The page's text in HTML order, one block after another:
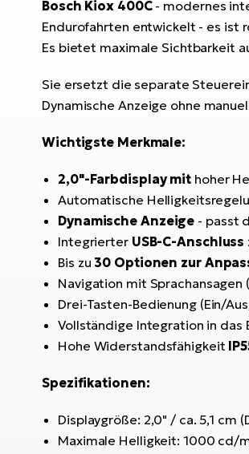
Bosch Kiox 400C- modernes
Endurofahrten entwickelt - es ist
Es bietet maximale Sichtbarkeit
Sie ersetzt die separate
Dynamische Anzeige ohne
Wichtigste Merkmale:
2,0"-Farbdisplay mit hoher
Automatische
Dynamische Anzeige - passt
Integrierter USB-C-Anschluss
Bis zu 30 Optionen zur
Navigation mit
Drei-Tasten-Bedienung (Ein/
Vollständige Integration in das
Hohe Widerstandsfähigkeit
Spezifikationen:
Displaygröße: 2,0" / ca. 5,1 cm
Maximale Helligkeit: 1000 cd/